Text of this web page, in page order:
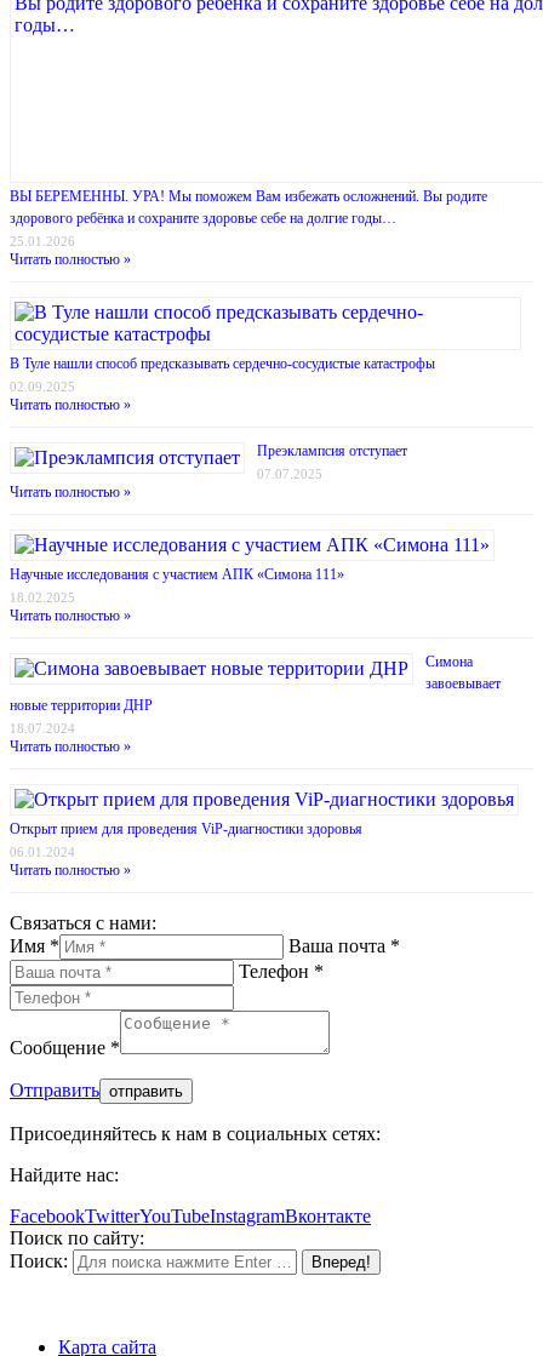
ВЫ БЕРЕМЕННЫ. УРА! Мы поможем Вам избежать осложнений. Вы родите
здорового ребёнка и сохраните здоровье себе на долгие годы…
25.01.2026
Читать полностью »
В Туле нашли способ предсказывать сердечно-сосудистые катастрофы
02.09.2025
Читать полностью »
Преэклампсия отступает
07.07.2025
Читать полностью »
Научные исследования с участием АПК «Симона 111»
18.02.2025
Читать полностью »
Симона
завоевывает
новые территории ДНР
18.07.2024
Читать полностью »
Открыт прием для проведения ViP-диагностики здоровья
06.01.2024
Читать полностью »
Связаться с нами:
Имя *
Ваша почта *
Телефон *
Сообщение *
Отправить
Присоединяйтесь к нам в социальных сетях:
Найдите нас:
FacebookTwitterYouTubeInstagramВконтакте
Поиск по сайту:
Поиск:
Карта сайта